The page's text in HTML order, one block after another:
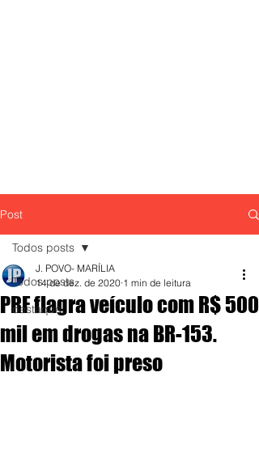
Post
Todos posts
destaque,
Todos posts
PRF flagra veículo com R$ 500
mil em drogas na BR-153.
Motorista foi preso
J. POVO- MARÍLIA
14 de dez. de 2020 1 min de leitura